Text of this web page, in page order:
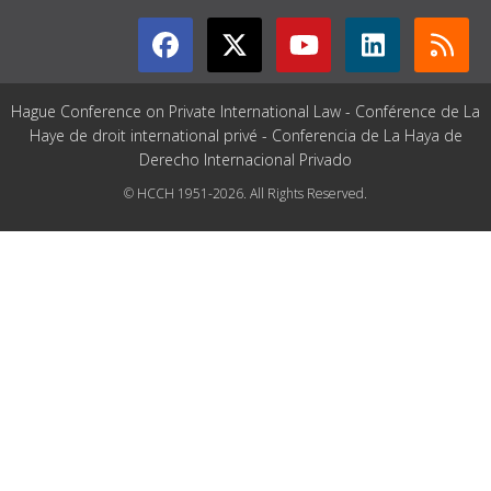
Hague Conference on Private International Law - Conférence de La
Haye de droit international privé - Conferencia de La Haya de
Derecho Internacional Privado
© HCCH 1951-2026. All Rights Reserved.